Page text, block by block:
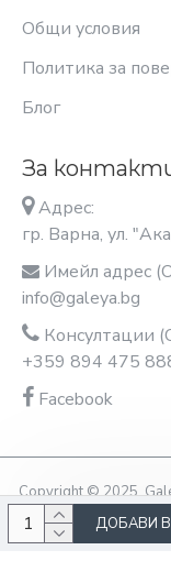
ДОБАВИ
Общи условия
Политика за
Блог
За
Адрес:
гр. Варна, ул.
Имейл адрес
info@galeya.bg
Консултации
+359 894 475
Facebook
Copyright © 2025,